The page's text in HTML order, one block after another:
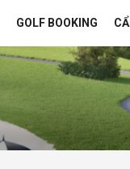
GOLF BOOKING